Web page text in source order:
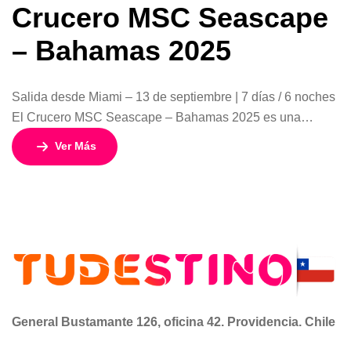
Crucero MSC Seascape
– Bahamas 2025
Salida desde Miami – 13 de septiembre | 7 días / 6 noches
El Crucero MSC Seascape – Bahamas 2025 es una
invitación a vivir el Caribe de una manera única: con la
comodidad de un programa completo que inicia en Chile y
Ver Más
General Bustamante 126, oficina 42. Providencia. Chile